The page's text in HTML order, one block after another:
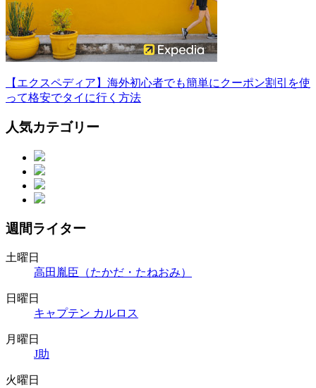
【エクスペディア】海外初心者でも簡単にクーポン割引を使
って格安でタイに行く方法
人気カテゴリー
週間ライター
土曜日
高田胤臣（たかだ・たねおみ）
日曜日
キャプテン カルロス
月曜日
J助
火曜日